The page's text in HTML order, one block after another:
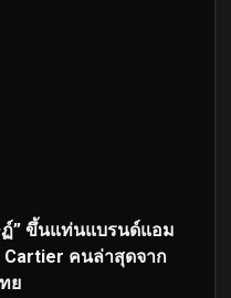
” ขึ้นแท่นแบรนด์แอม
Cartier คนล่าสุดจาก
ย